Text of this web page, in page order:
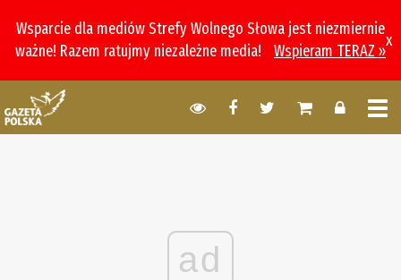
Wsparcie dla mediów Strefy Wolnego Słowa jest niezmiernie
ważne! Razem ratujmy niezależne media!
Wspieram TERAZ »
x
ad